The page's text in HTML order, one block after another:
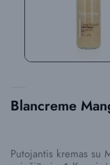
Blancreme
Putojantis kremas su